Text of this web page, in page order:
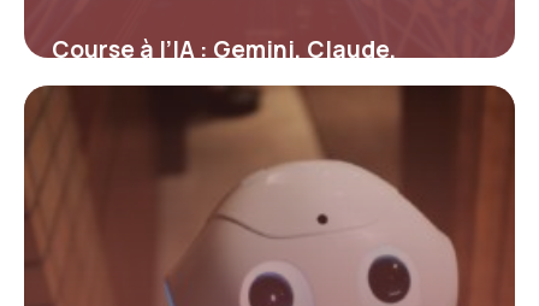
Course à l’IA : Gemini, Claude,
Mistral… où en est la bataille mi-2026